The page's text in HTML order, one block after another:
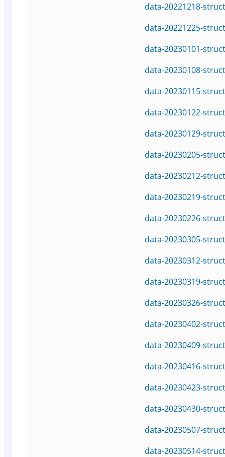
data-20221218-
data-20221225-
data-20230101-
data-20230108-
data-20230115-
data-20230122-
data-20230129-
data-20230205-
data-20230212-
data-20230219-
data-20230226-
data-20230305-
data-20230312-
data-20230319-
data-20230326-
data-20230402-
data-20230409-
data-20230416-
data-20230423-
data-20230430-
data-20230507-
data-20230514-